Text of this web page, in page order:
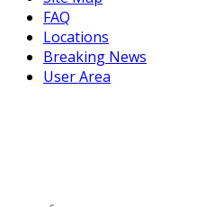
FAQ
Locations
Breaking News
User Area